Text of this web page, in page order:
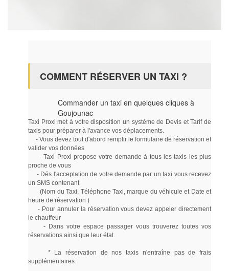
COMMENT RÉSERVER UN TAXI ?
Commander un taxi en quelques cliques à
Goujounac
Taxi Proxi met à votre disposition un système de Devis et Tarif de
taxis pour préparer à l'avance vos déplacements.
- Vous devez tout d'abord remplir le formulaire de réservation et
valider vos données
- Taxi Proxi propose votre demande à tous les taxis les plus
proche de vous
- Dés l'acceptation de votre demande par un taxi vous recevez
un SMS contenant
(Nom du Taxi, Téléphone Taxi, marque du véhicule et Date et
heure de réservation )
- Pour annuler la réservation vous devez appeler directement
le chauffeur
- Dans votre espace passager vous trouverez toutes vos
réservations ainsi que leur état.
* La réservation de nos taxis n'entraîne pas de frais
supplémentaires.